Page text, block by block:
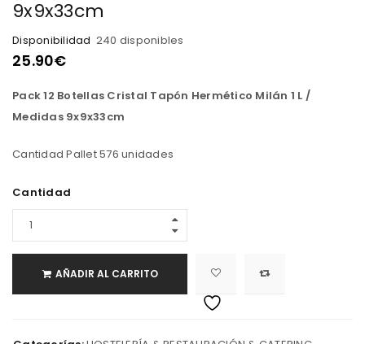
9x9x33cm
Disponibilidad 240 disponibles
25.90€
Pack 12 Botellas Cristal Tapón Hermético Milán 1 L /
Medidas 9x9x33cm
Cantidad Pallet 576 unidades
Cantidad
AÑADIR AL CARRITO